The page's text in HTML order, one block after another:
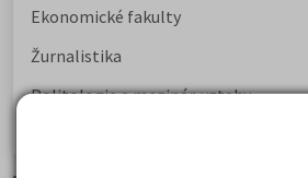
Ekonomické fakulty
Žurnalistika
Politologie a mezinár. vztahy